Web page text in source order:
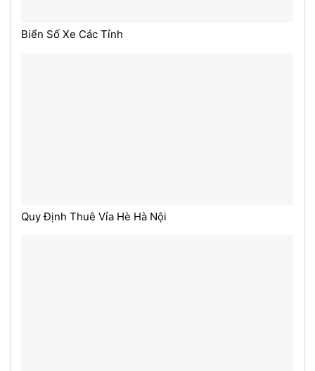
Biển Số Xe Các Tỉnh
Quy Định Thuê Vỉa Hè Hà Nội